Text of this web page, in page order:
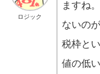
ロジック
ますね
ないの
税枠と
値の低い